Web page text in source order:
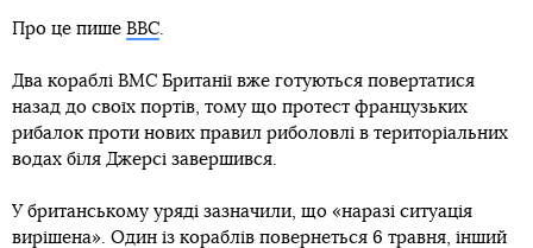
Про це пише BBC
Два кораблі ВМС Британії вже готуються повертатися
назад до своїх портів, тому що протест французьких
рибалок проти нових правил риболовлі в територіальних
водах біля Джерсі завершився.
У британському уряді зазначили, що «наразі ситуація
вирішена». Один із кораблів повернеться 6 травня, інший